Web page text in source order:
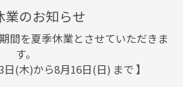
業のお知らせ
間を夏季休業とさせていただきま
す。
日(木)から8月16日(日) まで 】